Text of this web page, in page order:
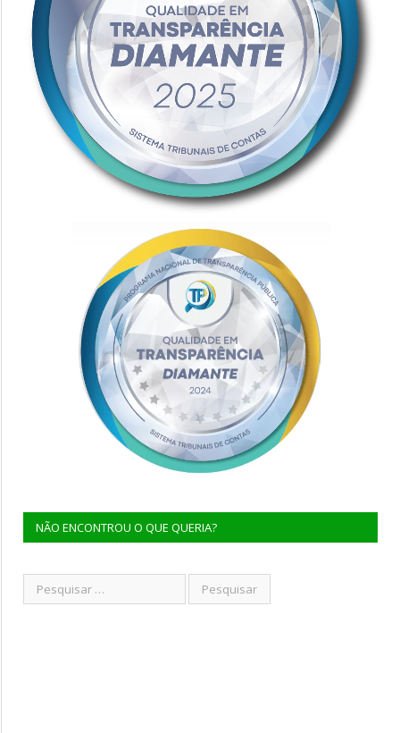
NÃO ENCONTROU O QUE QUERIA?